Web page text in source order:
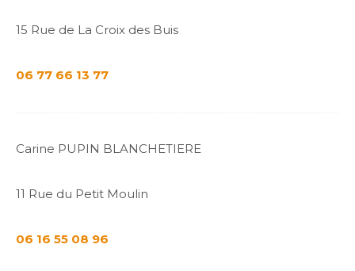
15 Rue de La Croix des Buis
06 77 66 13 77
Carine PUPIN BLANCHETIERE
11 Rue du Petit Moulin
06 16 55 08 96